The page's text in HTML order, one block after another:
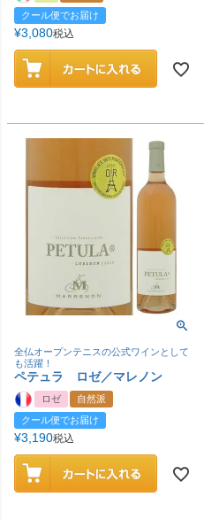
クール便でお届け
¥3,080税込
全仏オープンテニスの公式ワインとして
も活躍！
ペテュラ ロゼ／マレノン
ロゼ
自然派
クール便でお届け
¥3,190税込